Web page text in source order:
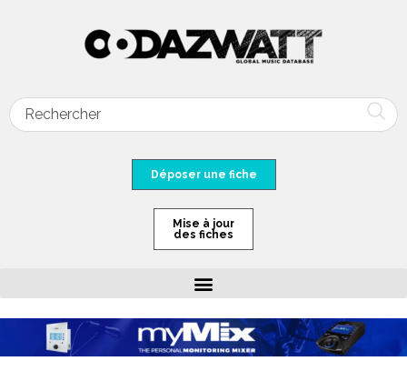
Déposer une fiche
Mise à jour
des fiches